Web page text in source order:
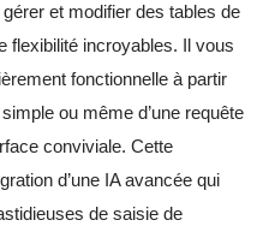
et modifier des tables de
flexibilité incroyables. Il vous
fonctionnelle à partir
ou même d’une requête
conviviale. Cette
d’une IA avancée qui
de saisie de